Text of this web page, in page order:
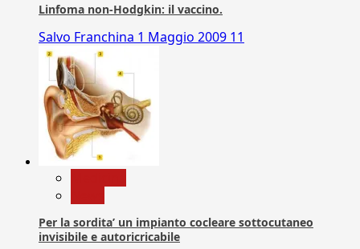
Linfoma non-Hodgkin: il vaccino.
Salvo Franchina 1 Maggio 2009 11
Per la sordita’ un impianto cocleare sottocutaneo
invisibile e autoricricabile